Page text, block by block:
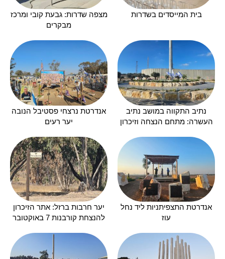
בית המייסדים בשדרות
מצפה שדרות: גבעת קובי ומרכז
מבקרים
נתיב התקווה במושב נתיב
העשרה: מתחם הנצחה וזיכרון
אנדרטת נרצחי פסטיבל הנובה
יער רעים
אנדרטת התצפיתניות ליד נחל
עוז
יער חרבות ברזל: אתר הזיכרון
להנצחת קורבנות 7 באוקטובר